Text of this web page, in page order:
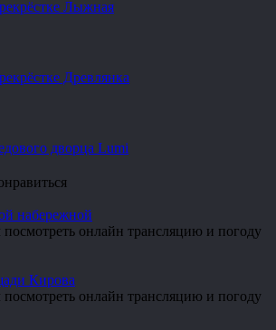
Лыжная
Древлянка
дворца Lumi
набережной
онлайн трансляцию и погоду
Кирова
онлайн трансляцию и погоду